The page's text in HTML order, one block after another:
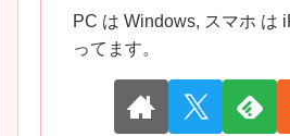
PC は Windows, スマホ は
ってます。